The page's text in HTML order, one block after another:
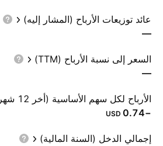
عائد توزيعات الأرباح (المشار إليه)
—
السعر إلى نسبة الأرباح (TTM)
—
الأرباح لكل سهم الأساسية (أخر 12 شهر)
−0.74
USD
إجمالي الدخل (السنة المالية)